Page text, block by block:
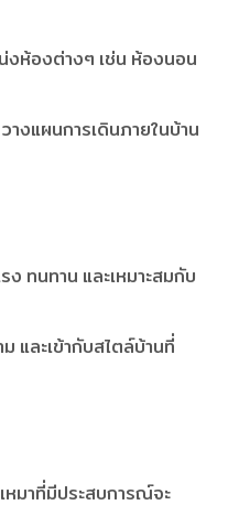
งห้องต่างๆ เช่น ห้องนอน
วางแผนการเดินภายในบ้าน
ง ทนทาน และเหมาะสมกับ
และเข้ากับสไตล์บ้านที่
หมาที่มีประสบการณ์จะ